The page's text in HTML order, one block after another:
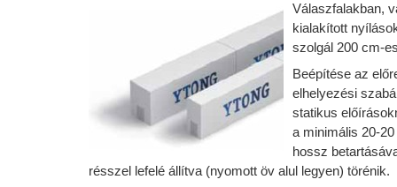
Válaszfalakban,
kialakított
szolgál 200 cm-
Beépítése az
elhelyezési
statikus
a minimális 20-
hossz
résszel lefelé állítva (nyomott öv alul legyen) törénik.